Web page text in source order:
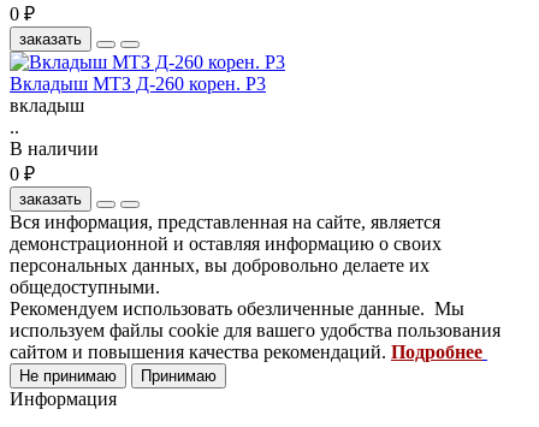
0 ₽
заказать
Вкладыш МТЗ Д-260 корен. Р3
вкладыш
..
В наличии
0 ₽
заказать
Вся информация, представленная на сайте, является
демонстрационной и оставляя информацию о своих
персональных данных, вы добровольно делаете их
общедоступными.
Рекомендуем использовать обезличенные данные. Мы
используем файлы cookie для вашего удобства пользования
сайтом и повышения качества рекомендаций. Подробнее
Не принимаю Принимаю
Информация